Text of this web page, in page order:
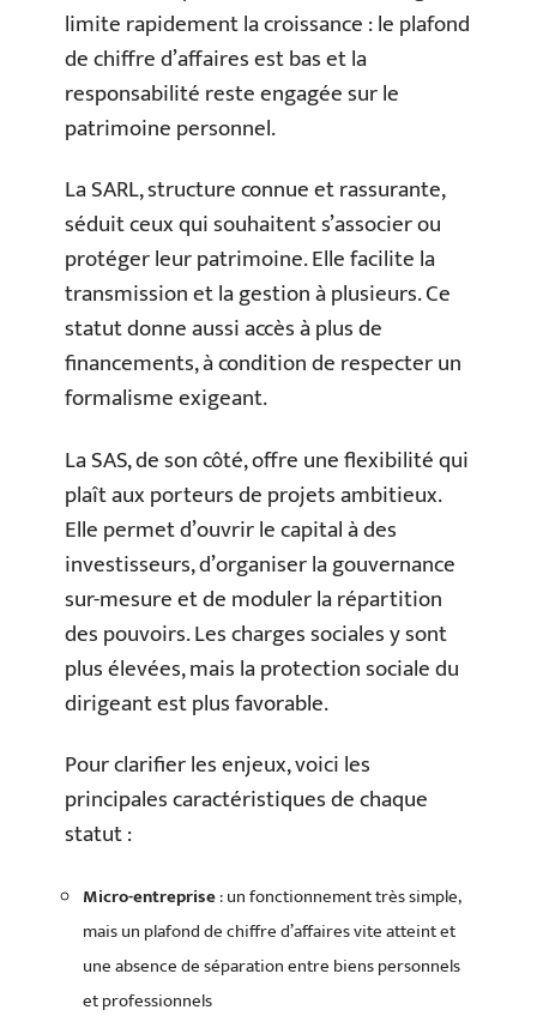
limite rapidement la croissance : le plafond
de chiffre d’affaires est bas et la
responsabilité reste engagée sur le
patrimoine personnel.
La SARL, structure connue et rassurante,
séduit ceux qui souhaitent s’associer ou
protéger leur patrimoine. Elle facilite la
transmission et la gestion à plusieurs. Ce
statut donne aussi accès à plus de
financements, à condition de respecter un
formalisme exigeant.
La SAS, de son côté, offre une flexibilité qui
plaît aux porteurs de projets ambitieux.
Elle permet d’ouvrir le capital à des
investisseurs, d’organiser la gouvernance
sur-mesure et de moduler la répartition
des pouvoirs. Les charges sociales y sont
plus élevées, mais la protection sociale du
dirigeant est plus favorable.
Pour clarifier les enjeux, voici les
principales caractéristiques de chaque
statut :
Micro-entreprise: un fonctionnement très simple,
mais un plafond de chiffre d’affaires vite atteint et
une absence de séparation entre biens personnels
et professionnels